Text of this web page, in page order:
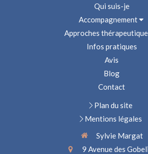
Qui suis-je
Accompagnement
Approches
Infos pratiques
Avis
Blog
Contact
Plan du site
Mentions légales
Sylvie Margat
9 Avenue des